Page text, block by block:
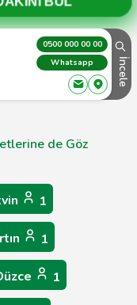
0500 000 00 00
Whatsapp
İncele
de Göz
1
1
1